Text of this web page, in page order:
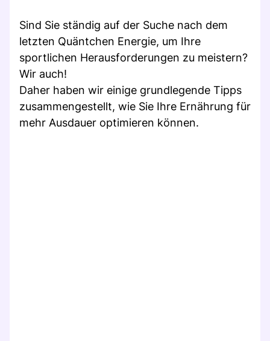
Sind Sie ständig auf der Suche nach dem
letzten Quäntchen Energie, um Ihre
sportlichen Herausforderungen zu meistern?
Wir auch!
Daher haben wir einige grundlegende Tipps
zusammengestellt, wie Sie Ihre Ernährung für
mehr Ausdauer optimieren können.